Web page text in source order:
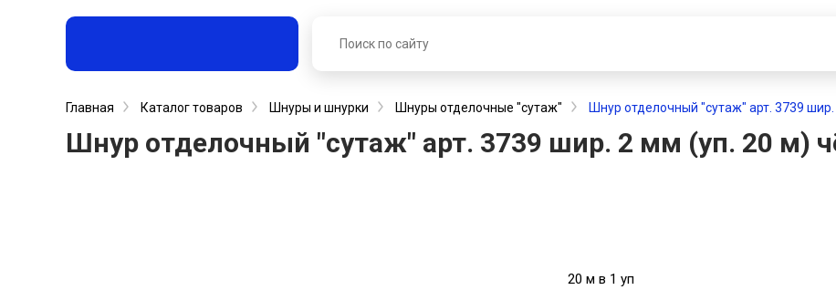
Главная Каталог товаров Шнуры и шнурки Шнуры отделочные "сутаж" Шнур отделочный "сутаж" арт. 3739
Шнур отделочный "сутаж" арт. 3739 шир. 2 мм (уп. 20 м)
20 м в 1 уп